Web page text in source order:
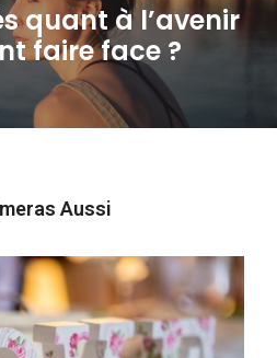
Next
post:
quant à l’avenir
faire face ?
Aussi